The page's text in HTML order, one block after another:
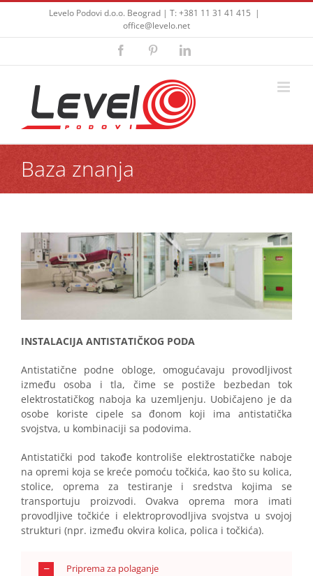
Skip
content
Levelo Podovi d.o.o. Beograd | T: +381 11 31 41 415 |
office@levelo.net
FacebookPinterestLinkedIn
Baza znanja
INSTALACIJA ANTISTATIČKOG PODA
Antistatične podne obloge, omogućavaju provodljivost
između osoba i tla, čime se postiže bezbedan tok
elektrostatičkog naboja ka uzemljenju. Uobičajeno je da
osobe koriste cipele sa đonom koji ima antistatička
svojstva, u kombinaciji sa podovima.
Antistatički pod takođe kontroliše elektrostatičke naboje
na opremi koja se kreće pomoću točkića, kao što su kolica,
stolice, oprema za testiranje i sredstva kojima se
transportuju proizvodi. Ovakva oprema mora imati
provodljive točkiće i elektroprovodljiva svojstva u svojoj
strukturi (npr. između okvira kolica, polica i točkića).
Priprema za polaganje